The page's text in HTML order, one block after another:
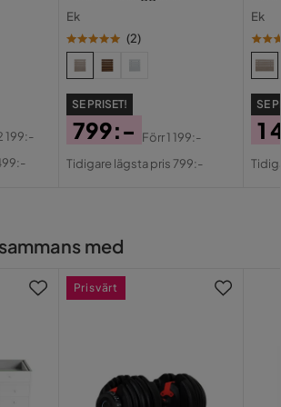
199:-
Ek
(2)
SE PRISET!
Pris
799:-
Original
Förr1 199:-
Tidigare lägsta pris 799:-
Ek
SE
1
med
Prisvärt